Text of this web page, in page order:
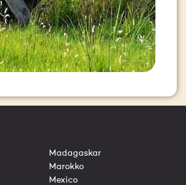
Madagaskar
Marokko
Mexico